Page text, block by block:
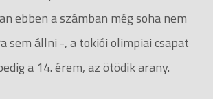
ebben a számban még soha nem
sem állni -, a tokiói olimpiai csapat
a 14. érem, az ötödik arany.